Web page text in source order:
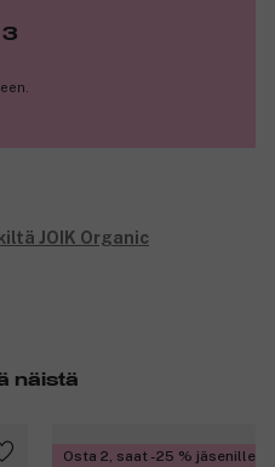
3
JOIK Organic
näistä
Osta 2, saat -25 % jäsenille